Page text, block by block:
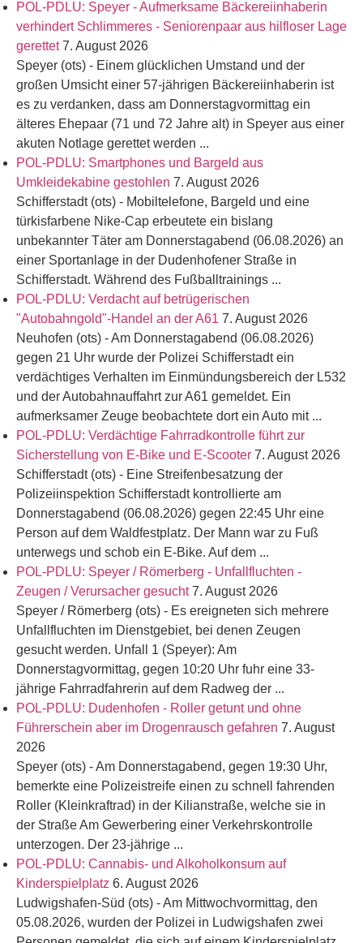
POL-PDLU: Speyer - Aufmerksame Bäckereiinhaberin
verhindert Schlimmeres - Seniorenpaar aus hilfloser Lage
gerettet 7. August 2026
Speyer (ots) - Einem glücklichen Umstand und der
großen Umsicht einer 57-jährigen Bäckereiinhaberin ist
es zu verdanken, dass am Donnerstagvormittag ein
älteres Ehepaar (71 und 72 Jahre alt) in Speyer aus einer
akuten Notlage gerettet werden ...
POL-PDLU: Smartphones und Bargeld aus
Umkleidekabine gestohlen 7. August 2026
Schifferstadt (ots) - Mobiltelefone, Bargeld und eine
türkisfarbene Nike-Cap erbeutete ein bislang
unbekannter Täter am Donnerstagabend (06.08.2026) an
einer Sportanlage in der Dudenhofener Straße in
Schifferstadt. Während des Fußballtrainings ...
POL-PDLU: Verdacht auf betrügerischen
"Autobahngold"-Handel an der A61 7. August 2026
Neuhofen (ots) - Am Donnerstagabend (06.08.2026)
gegen 21 Uhr wurde der Polizei Schifferstadt ein
verdächtiges Verhalten im Einmündungsbereich der L532
und der Autobahnauffahrt zur A61 gemeldet. Ein
aufmerksamer Zeuge beobachtete dort ein Auto mit ...
POL-PDLU: Verdächtige Fahrradkontrolle führt zur
Sicherstellung von E-Bike und E-Scooter 7. August 2026
Schifferstadt (ots) - Eine Streifenbesatzung der
Polizeiinspektion Schifferstadt kontrollierte am
Donnerstagabend (06.08.2026) gegen 22:45 Uhr eine
Person auf dem Waldfestplatz. Der Mann war zu Fuß
unterwegs und schob ein E-Bike. Auf dem ...
POL-PDLU: Speyer / Römerberg - Unfallfluchten -
Zeugen / Verursacher gesucht 7. August 2026
Speyer / Römerberg (ots) - Es ereigneten sich mehrere
Unfallfluchten im Dienstgebiet, bei denen Zeugen
gesucht werden. Unfall 1 (Speyer): Am
Donnerstagvormittag, gegen 10:20 Uhr fuhr eine 33-
jährige Fahrradfahrerin auf dem Radweg der ...
POL-PDLU: Dudenhofen - Roller getunt und ohne
Führerschein aber im Drogenrausch gefahren 7. August
2026
Speyer (ots) - Am Donnerstagabend, gegen 19:30 Uhr,
bemerkte eine Polizeistreife einen zu schnell fahrenden
Roller (Kleinkraftrad) in der Kilianstraße, welche sie in
der Straße Am Gewerbering einer Verkehrskontrolle
unterzogen. Der 23-jährige ...
POL-PDLU: Cannabis- und Alkoholkonsum auf
Kinderspielplatz 6. August 2026
Ludwigshafen-Süd (ots) - Am Mittwochvormittag, den
05.08.2026, wurden der Polizei in Ludwigshafen zwei